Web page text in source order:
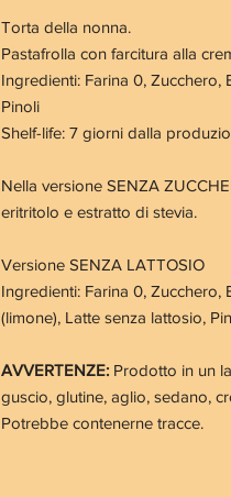
Torta della nonna.
Pastafrolla con farcitura alla
Ingredienti: Farina 0, Zucchero,
Pinoli
Shelf-life: 7 giorni dalla
Nella versione SENZA
eritritolo e estratto di stevia.
Versione SENZA LATTOSIO
Ingredienti: Farina 0, Zucchero,
(limone), Latte senza lattosio,
AVVERTENZE: Prodotto in un
guscio, glutine, aglio, sedano,
Potrebbe contenerne tracce.